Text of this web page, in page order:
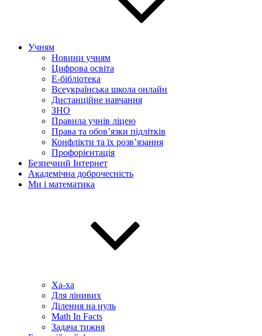
Учням
Новини учням
Цифрова освіта
E-бібліотека
Всеукраїнська школа онлайн
Дистанційне навчання
ЗНО
Правила учнів ліцею
Права та обов’язки підлітків
Конфлікти та їх розв’язання
Профорієнтація
Безпечний Інтернет
Академічна доброчесність
Ми і математика
Ха-ха
Для лінивих
Ділення на нуль
Math In Facts
Задача тижня